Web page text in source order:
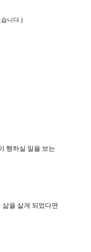
니다.)
행하실 일을 보는
을 살게 되었다면